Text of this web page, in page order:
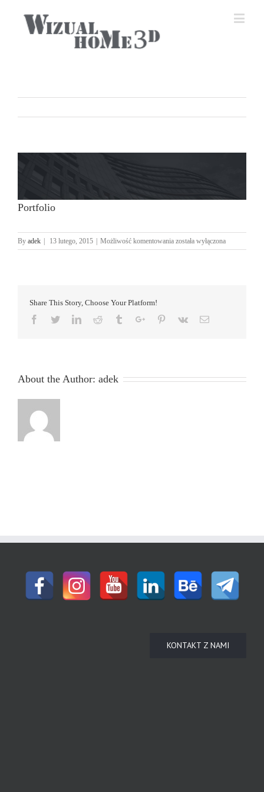
Portfolio
By adek | 13 lutego, 2015 | Możliwość komentowania Portfolio
została wyłączona
Share This Story, Choose Your Platform!
Facebook
TwitterLinkedinReddit TumblrGoogle+Pinterest
Vk Email
About the Author: adek
KONTAKT Z NAMI